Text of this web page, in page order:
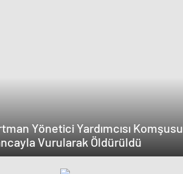
Yönetici Yardımcısı Komşusu
Vurularak Öldürüldü